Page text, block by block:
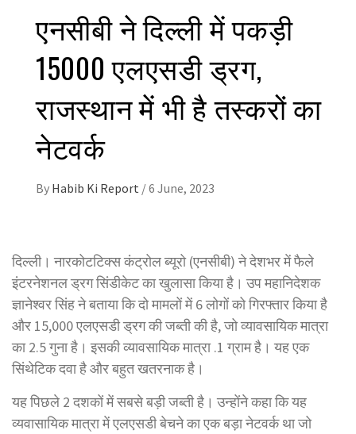
एनसीबी ने दिल्ली में पकड़ी
15000 एलएसडी ड्रग,
राजस्थान में भी है तस्करों का
नेटवर्क
By Habib Ki Report /6 June, 2023
दिल्ली। नारकोटटिक्स कंट्रोल ब्यूरो (एनसीबी) ने देशभर में फैले
इंटरनेशनल ड्रग सिंडीकेट का खुलासा किया है। उप महानिदेशक
ज्ञानेश्वर सिंह ने बताया कि दो मामलों में 6 लोगों को गिरफ्तार किया है
और 15,000 एलएसडी ड्रग की जब्ती की है, जो व्यावसायिक मात्रा
का 2.5 गुना है। इसकी व्यावसायिक मात्रा .1 ग्राम है। यह एक
सिंथेटिक दवा है और बहुत खतरनाक है।
यह पिछले 2 दशकों में सबसे बड़ी जब्ती है। उन्होंने कहा कि यह
व्यवासायिक मात्रा में एलएसडी बेचने का एक बड़ा नेटवर्क था जो